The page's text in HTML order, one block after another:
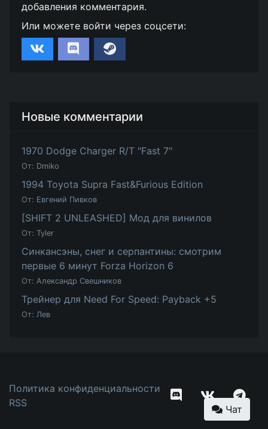
добавления комментария.
Или можете войти через соцсети:
Новые комментарии
1970 Dodge Charger R/T "Fast 7"
От: Dmiko
1994 Toyota Supra Fast&Furious Edition
От: Евгений Пивков
[SHIFT 2 UNLEASHED] Мод для винилов
От: Tyler
Синкансэны, снег и серпантины: смотрим
первые 6 минут Forza Horizon 6
От: Александр Свешников
Трейнер для Need For Speed: Payback +5
От: Лев
Политика конфиденциальности
RSS
Чат